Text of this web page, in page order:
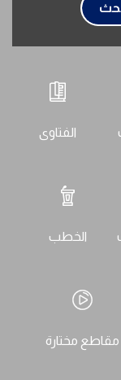
الفتاوى
الخطب
مقاطع مختارة